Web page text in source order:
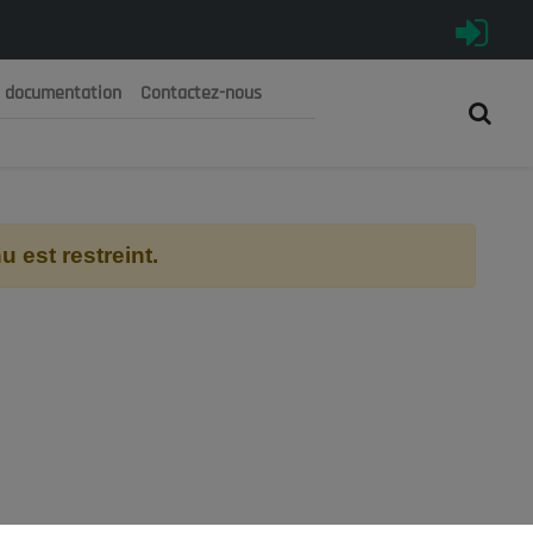
الجزائرية الديمقراطية الشعبية
documentation Contactez-nous
est restreint.